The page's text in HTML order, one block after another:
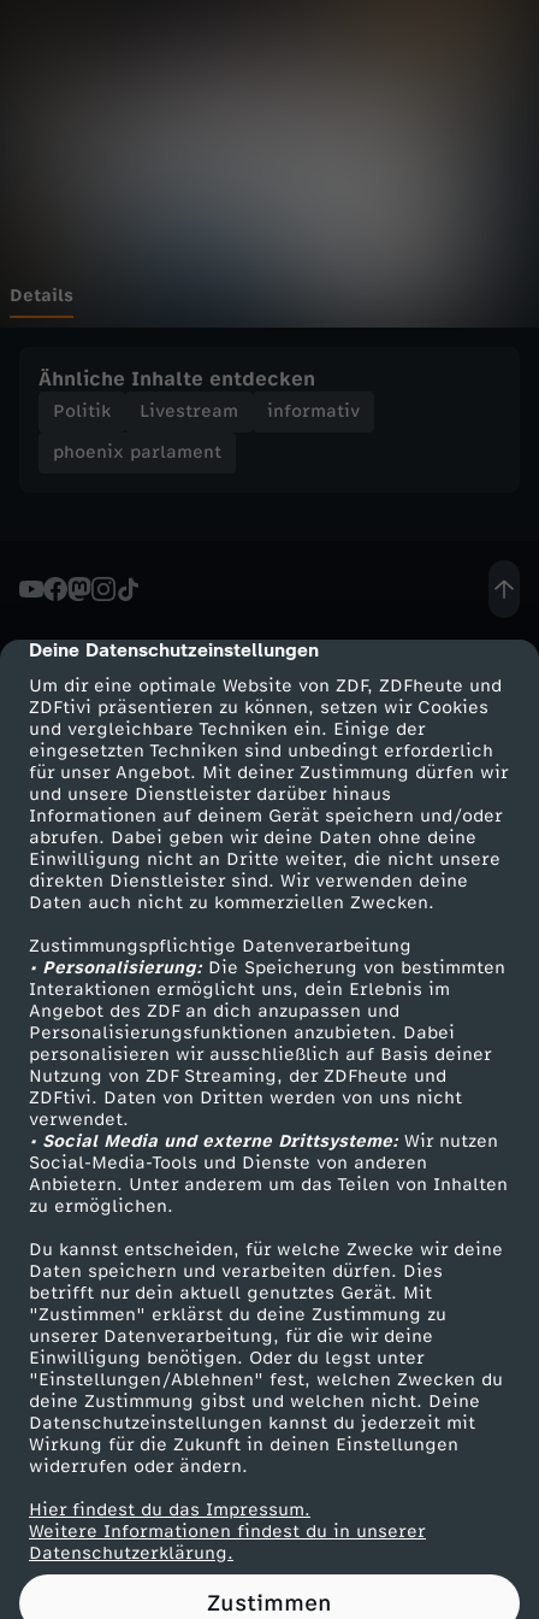
cmp-dialog-description
Deine Datenschutzeinstellungen
Um dir eine optimale Website von ZDF, ZDFheute und
ZDFtivi präsentieren zu können, setzen wir Cookies
und vergleichbare Techniken ein. Einige der
eingesetzten Techniken sind unbedingt erforderlich
für unser Angebot. Mit deiner Zustimmung dürfen wir
und unsere Dienstleister darüber hinaus
Informationen auf deinem Gerät speichern und/oder
abrufen. Dabei geben wir deine Daten ohne deine
Einwilligung nicht an Dritte weiter, die nicht unsere
direkten Dienstleister sind. Wir verwenden deine
Daten auch nicht zu kommerziellen Zwecken.
Zustimmungspflichtige Datenverarbeitung
• Personalisierung:Die Speicherung von bestimmten
Interaktionen ermöglicht uns, dein Erlebnis im
Angebot des ZDF an dich anzupassen und
Personalisierungsfunktionen anzubieten. Dabei
personalisieren wir ausschließlich auf Basis deiner
Nutzung von ZDF Streaming, der ZDFheute und
ZDFtivi. Daten von Dritten werden von uns nicht
verwendet.
• Social Media und externe Drittsysteme:Wir nutzen
Social-Media-Tools und Dienste von anderen
Anbietern. Unter anderem um das Teilen von Inhalten
zu ermöglichen.
Du kannst entscheiden, für welche Zwecke wir deine
Daten speichern und verarbeiten dürfen. Dies
betrifft nur dein aktuell genutztes Gerät. Mit
"Zustimmen" erklärst du deine Zustimmung zu
unserer Datenverarbeitung, für die wir deine
Einwilligung benötigen. Oder du legst unter
"Einstellungen/Ablehnen" fest, welchen Zwecken du
deine Zustimmung gibst und welchen nicht. Deine
Datenschutzeinstellungen kannst du jederzeit mit
Wirkung für die Zukunft in deinen Einstellungen
widerrufen oder ändern.
Hier findest du das Impressum.
Weitere Informationen findest du in unserer
Datenschutzerklärung.
Zustimmen
m
n
#
b
u
n
d
e
s
t
a
g
s
g
e
s
p
r
ä
c
Details
Ähnliche Inhalte entdecken
Politik Livestream
informativ
phoenix parlament
Mehr ZDF
ZDF-Apps
Smart TV
ZDFtext
Livestreams
Sendungen A-Z
TV-Programm
Service
ZDFmitreden
Kontakt zum ZDF
Tickets
Zuschauerservice
Hilfe
ZDF Unternehmen
Karriere
ZDF goes Schule
Werbefernsehen
Mainzelmännchen
Partner